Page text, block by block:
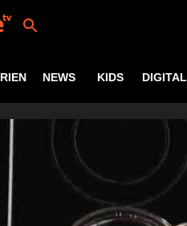
NEWS KIDS DIGITAL